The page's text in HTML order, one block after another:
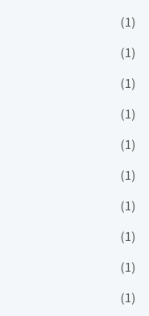
(1)
(1)
(1)
(1)
(1)
(1)
(1)
(1)
(1)
(1)